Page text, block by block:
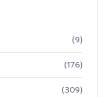
(9)
(176)
(309)